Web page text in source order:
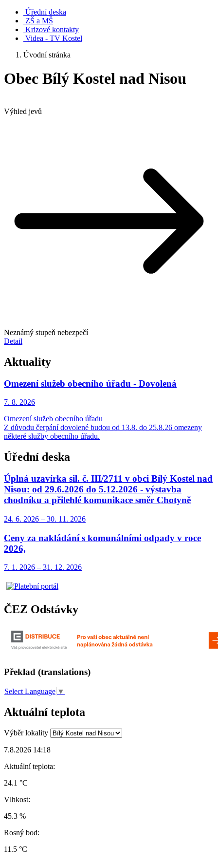
Úřední deska
ZŠ a MŠ
Krizové kontakty
Videa - TV Kostel
Úvodní stránka
Obec Bílý Kostel nad Nisou
Výhled jevů
Neznámý stupeň nebezpečí
Detail
Aktuality
Omezení služeb obecního úřadu - Dovolená
7. 8. 2026
Omezení služeb obecního úřadu
Z důvodu čerpání dovolené budou od 13.8. do 25.8.26 omezeny
některé služby obecního úřadu.
Úřední deska
Úplná uzavírka sil. č. III/2711 v obci Bílý Kostel nad
Nisou: od 29.6.2026 do 5.12.2026 - výstavba
chodníku a přilehlé komunikace směr Chotyně
24. 6. 2026 – 30. 11. 2026
Ceny za nakládání s komunálními odpady v roce
2026,
7. 1. 2026 – 31. 12. 2026
ČEZ Odstávky
Překlad (translations)
Select Language ▼
Aktuální teplota
Výběr lokality
7.8.2026 14:18
Aktuální teplota:
24.1 °C
Vlhkost:
45.3 %
Rosný bod:
11.5 °C